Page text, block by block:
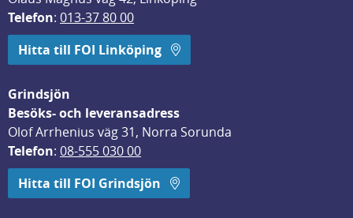
Telefon: 013-37 80 00
Hitta till FOI Linköping
Grindsjön
Besöks- och leveransadress
Olof Arrhenius väg 31, Norra Sorunda
Telefon: 08-555 030 00
Hitta till FOI Grindsjön